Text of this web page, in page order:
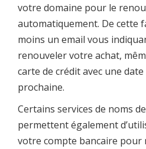
votre domaine pour le
automatiquement. De cette
moins un email vous
renouveler votre achat,
carte de crédit avec une date
prochaine.
Certains services de noms
permettent également
votre compte bancaire pour